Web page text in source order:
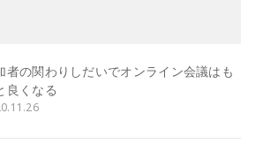
者の関わりしだいでオンライン会議はも
良くなる